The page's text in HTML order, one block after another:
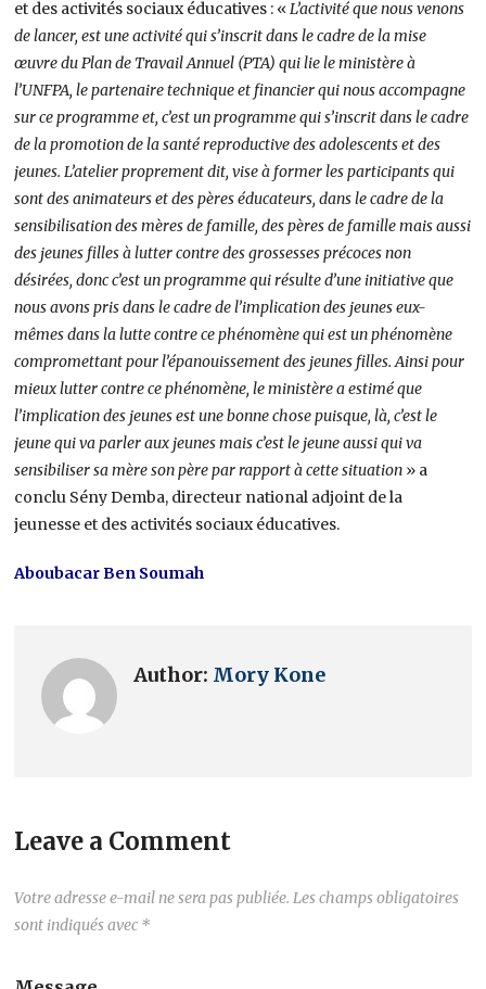
et des activités sociaux éducatives : « L’activité que nous venons
de lancer, est une activité qui s’inscrit dans le cadre de la mise
œuvre du Plan de Travail Annuel (PTA) qui lie le ministère à
l’UNFPA, le partenaire technique et financier qui nous accompagne
sur ce programme et, c’est un programme qui s’inscrit dans le cadre
de la promotion de la santé reproductive des adolescents et des
jeunes. L’atelier proprement dit, vise à former les participants qui
sont des animateurs et des pères éducateurs, dans le cadre de la
sensibilisation des mères de famille, des pères de famille mais aussi
des jeunes filles à lutter contre des grossesses précoces non
désirées, donc c’est un programme qui résulte d’une initiative que
nous avons pris dans le cadre de l’implication des jeunes eux-
mêmes dans la lutte contre ce phénomène qui est un phénomène
compromettant pour l’épanouissement des jeunes filles. Ainsi pour
mieux lutter contre ce phénomène, le ministère a estimé que
l’implication des jeunes est une bonne chose puisque, là, c’est le
jeune qui va parler aux jeunes mais c’est le jeune aussi qui va
sensibiliser sa mère son père par rapport à cette situation » a
conclu Sény Demba, directeur national adjoint de la
jeunesse et des activités sociaux éducatives.
Aboubacar Ben Soumah
Author: Mory Kone
Leave a Comment
Votre adresse e-mail ne sera pas publiée. Les champs obligatoires
sont indiqués avec *